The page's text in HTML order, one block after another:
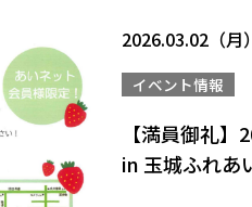
2026.03.02（月）
イベント情報
【満員御礼
in 玉城ふれあ